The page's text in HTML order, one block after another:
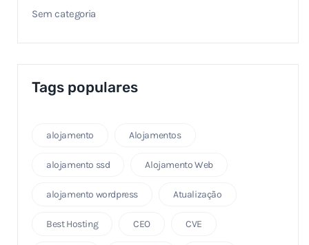
Sem categoria
Tags populares
alojamento Alojamentos
alojamento ssd Alojamento Web
alojamento wordpress Atualização
Best Hosting CEO CVE